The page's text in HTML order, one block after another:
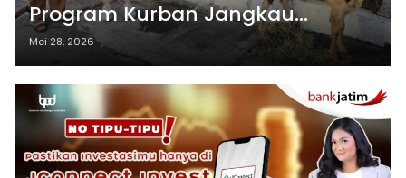
Program Kurban Jangkau
Masyarakat Sekitar Pelabuhan
Mei 28, 2026